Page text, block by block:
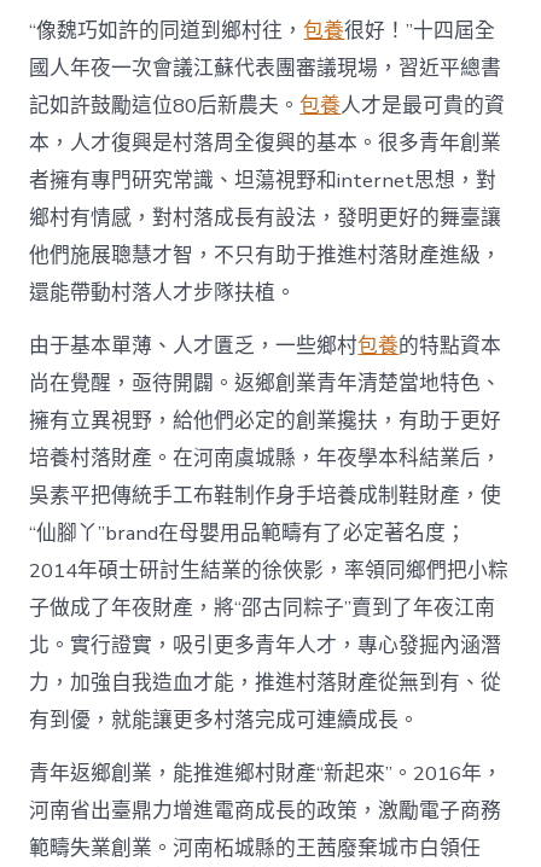
水
甜
心
寶
物
查
包
養
網
_
中
中
“像魏巧如許的同道到鄉村往，包養很好！”十四屆全
國人年夜一次會議江蘇代表團審議現場，習近平總書
記如許鼓勵這位80后新農夫。包養人才是最可貴的資
本，人才復興是村落周全復興的基本。很多青年創業
者擁有專門研究常識、坦蕩視野和internet思想，對
鄉村有情感，對村落成長有設法，發明更好的舞臺讓
他們施展聰慧才智，不只有助于推進村落財產進級，
還能帶動村落人才步隊扶植。
由于基本單薄、人才匱乏，一些鄉村包養的特點資本
尚在覺醒，亟待開闢。返鄉創業青年清楚當地特色、
擁有立異視野，給他們必定的創業攙扶，有助于更好
培養村落財產。在河南虞城縣，年夜學本科結業后，
吳素平把傳統手工布鞋制作身手培養成制鞋財產，使
“仙腳丫”brand在母嬰用品範疇有了必定著名度；
2014年碩士研討生結業的徐俠影，率領同鄉們把小粽
子做成了年夜財產，將“邵古同粽子”賣到了年夜江南
北。實行證實，吸引更多青年人才，專心發掘內涵潛
力，加強自我造血才能，推進村落財產從無到有、從
有到優，就能讓更多村落完成可連續成長。
青年返鄉創業，能推進鄉村財產“新起來”。2016年，
河南省出臺鼎力增進電商成長的政策，激勵電子商務
範疇失業創業。河南柘城縣的王茜廢棄城市白領任